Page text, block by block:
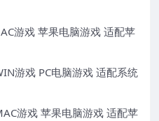
游戏 苹果电脑游戏 适配苹
游戏 PC电脑游戏 适配系统
游戏 苹果电脑游戏 适配苹